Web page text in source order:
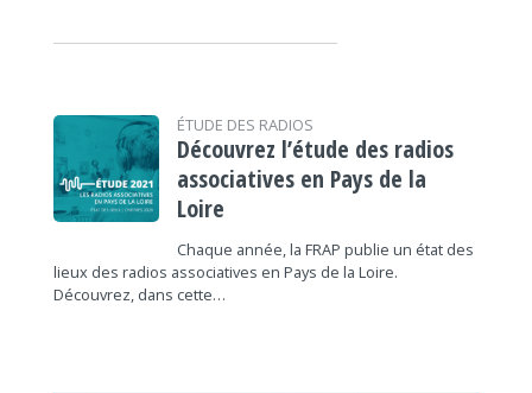
ÉTUDE DES RADIOS
Découvrez l’étude des radios
associatives en Pays de la
Loire
Chaque année, la FRAP publie un état des
lieux des radios associatives en Pays de la Loire.
Découvrez, dans cette…